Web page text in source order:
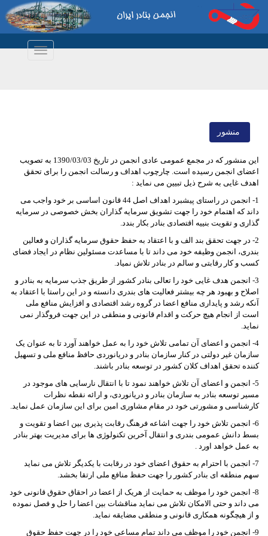
Toggle
navigation
منشور
این منشور که در مجمع عمومی عادی انجمن در تاریخ 1390/03/03 به تصویب
اعضای انجمن رسیده است. چارچوب اهداف و رسالت انجمن را برای تحقق
اهدف غایی به شرح ذیل تبیین می نماید :
1- انجمن در راستای پیشبرد اهداف اصل 44 قانون اساسی بر خود واجب می
داند که اهتمام خود را جهت تشویق سرمایه گذاران بخش خصوصی در سرمایه
گذاری و تقویت بنییه اقتصادی بنادر بکار بندد.
2- در جهت تحقق بند الف و با اعتقاد به حفظ حقوق سرمایه گذاران و فعالین
بندری، انجمن وظیفه خود می داند تا با مساعدت مسئولین نظام در ایجاد فضای
کسب و کار رقابتی و سالم در بنادر تلاش نمیاد.
3- انجمن هدف غایی خود را تعالی بنادر کشور از طریق جذب سرمایه به بنادر و
اصلاح و بهبود هر چه بیشتر فعالیت های بندری دانسته و در این راستا با اعتقاد به
آنکه رشد و پایداری منافع اعضا در گروه رشد اقتصادی و افزایش منافع ملی
است از انجام هیچ حرکت و اقدام قانونی و منطقی در این جهت فروگذار نمی
نماید.
4- انجمن و اعضای آن تمامی تلاش خود را به عمل خواهند آورد تا به عنوان یک
سازمان غیر دولتی در کنار سازمان بنادر و دریانوردی حافظ منافع ملی و تسهیل
کننده تحقق اهداف کلان کشور در توسعه بنادر باشند.
5- انجمن و اعضای آن تلاش خواهند نمود تا با انتقال نارسایی های موجود در
مسیر توسعه بنادر به سازمان بنادر و دریانوردی، و ارائه نقطه نظرات
کارشناسی و مشورتی خود در مقام مشاوری امین برای این سازمان عمل نماید.
6- انجمن تلاش خود را جهت اشاعه فرهنگ رقابت پذیری بین اعضا و تقویت و
بسط دانش عمومی بندری و انتقال آخرین تکنولوژی ها برای مدیریت بهتر بنادر
به عمل خواهد اورد .
7- انجمن با احترام به حقوق اعضای خود در رقابت با یکدیگر تلاش می نماید
سهم منطقه ای بنادر کشور را جهت حفظ منافع ملی ارتقا بخشد.
8- انجمن خود را موظف به حمایت از هریک از اعضا در احقاق حقوق قانونی خود
می داند و حتی الامکان تلاش می نماید مناقشات بین اعضا را حل و فصل نموده
و از هیچگونه همکاری قانونی و منطقی مضایقه نماید.
9- انجمن خود را موظف می داند تمام مساعی خود را در جهت حفظ حقوق